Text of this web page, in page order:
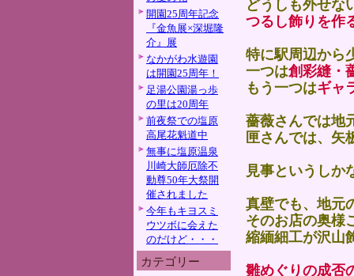
開園25周年記念
『金魚展×深堀隆
介』展
なかがわ水遊園
は開園25周年！
足湯公園湯っ歩
の里は20周年
前夜祭での塩原
高尾花魁道中
無事に塩原温泉
川崎大師厄除不
動尊50年大祭開
催されました
今年もキヨスミ
ウツボに会えた
のだけど・・・
カテゴリー
どうしも外せな
つるし飾りを作
特に駅周辺から
一つは創彩縫・
もう一つはギャ
薔薇さんでは地
匣さんでは、矢
見事というしか
真壁でも、地元
そのお店の奥様
縮緬細工が沢山
雛めぐりの成否